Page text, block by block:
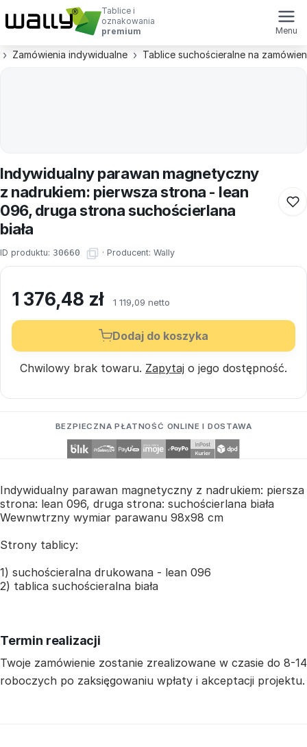
Tablice i
oznakowania
premium
Menu
Zamówienia indywidualne Tablice suchościeralne na
Indywidualny parawan magnetyczny
z nadrukiem: pierwsza strona - lean
096, druga strona suchościerlana
biała
ID produktu: 30660 · Producent: Wally
1 376,48 zł 1 119,09 netto
Dodaj do koszyka
Chwilowy brak towaru. Zapytaj o jego dostępność.
BEZPIECZNA PŁATNOŚĆ ONLINE I DOSTAWA
Indywidualny parawan magnetyczny z nadrukiem: piersza
strona: lean 096, druga strona: suchościerlana biała
Wewnwtrzny wymiar parawanu 98x98 cm
Strony tablicy:
1) suchościeralna drukowana - lean 096
2) tablica suchościeralna biała
Termin realizacji
Twoje zamówienie zostanie zrealizowane w czasie do 8-14
roboczych po zaksięgowaniu wpłaty i akceptacji projektu.